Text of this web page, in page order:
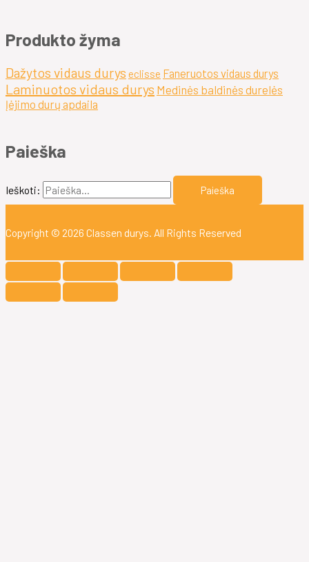
Produkto žyma
Dažytos vidaus durys eclisse Faneruotos vidaus durys
Laminuotos vidaus durys Medinės baldinės durelės
Įėjimo durų apdaila
Paieška
Ieškoti:
Copyright © 2026 Classen durys. All Rights Reserved